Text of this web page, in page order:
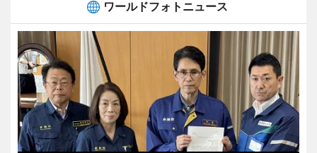
ワールドフォトニュース